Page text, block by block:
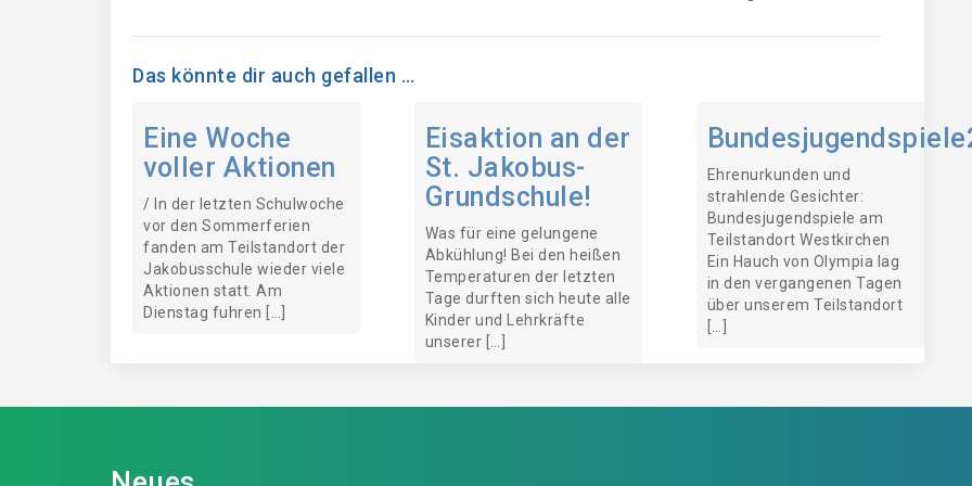
Das könnte dir auch gefallen …
Eine Woche
voller Aktionen
/ In der letzten Schulwoche
vor den Sommerferien
fanden am Teilstandort der
Jakobusschule wieder viele
Aktionen statt. Am
Dienstag fuhren […]
Eisaktion an der
St. Jakobus-
Grundschule!
Was für eine gelungene
Abkühlung! Bei den heißen
Temperaturen der letzten
Tage durften sich heute alle
Kinder und Lehrkräfte
unserer […]
Ehrenurkunden und
strahlende Gesichter:
Bundesjugendspiele am
Teilstandort Westkirchen
Ein Hauch von Olympia lag
in den vergangenen Tagen
über unserem Teilstandort